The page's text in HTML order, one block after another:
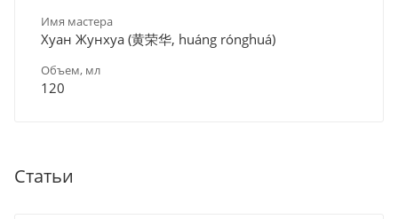
Имя мастера
Хуан Жунхуа (黄荣华, huáng rónghuá)
Объем, мл
120
Статьи